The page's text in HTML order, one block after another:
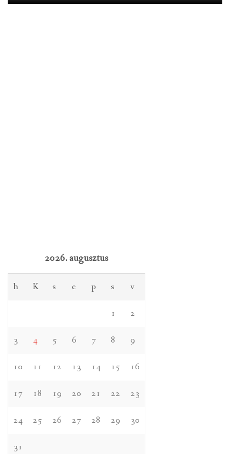
2026. augusztus
h K s c p s v
1 2
3 4 5 6 7 8 9
10 11 12 13 14 15 16
17 18 19 20 21 22 23
24 25 26 27 28 29 30
31